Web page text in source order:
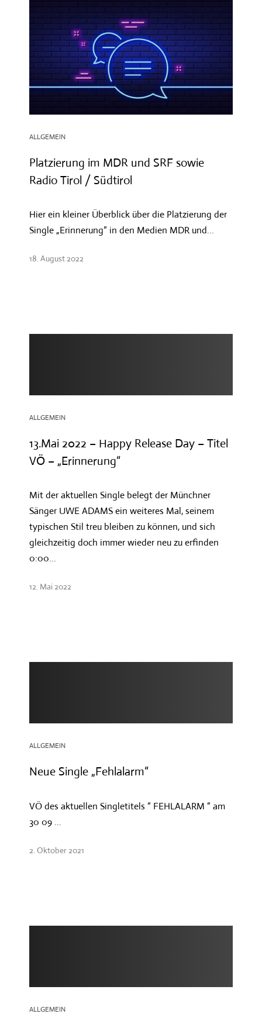
ALLGEMEIN
Platzierung im MDR und SRF sowie
Radio Tirol / Südtirol
Hier ein kleiner Überblick über die Platzierung der
Single „Erinnerung“ in den Medien MDR und...
18. August 2022
ALLGEMEIN
13.Mai 2022 – Happy Release Day – Titel
VÖ – „Erinnerung“
Mit der aktuellen Single belegt der Münchner
Sänger UWE ADAMS ein weiteres Mal, seinem
typischen Stil treu bleiben zu können, und sich
gleichzeitig doch immer wieder neu zu erfinden
0:00...
12. Mai 2022
ALLGEMEIN
Neue Single „Fehlalarm“
VÖ des aktuellen Singletitels “ FEHLALARM “ am
30 09 ...
2. Oktober 2021
ALLGEMEIN